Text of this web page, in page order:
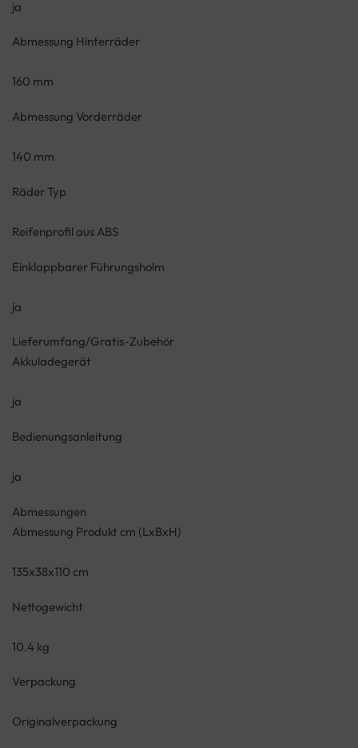
ja
Abmessung Hinterräder
160 mm
Abmessung Vorderräder
140 mm
Räder Typ
Reifenprofil aus ABS
Einklappbarer Führungsholm
ja
Lieferumfang/Gratis-Zubehör
Akkuladegerät
ja
Bedienungsanleitung
ja
Abmessungen
Abmessung Produkt cm (LxBxH)
135x38x110 cm
Nettogewicht
10.4 kg
Verpackung
Originalverpackung